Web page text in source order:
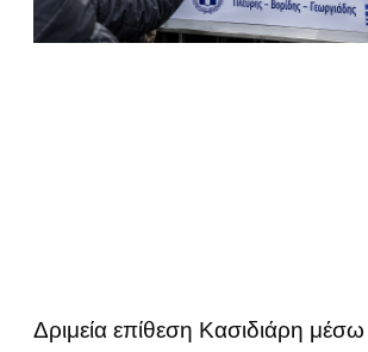
Δριμεία επίθεση Κασιδιάρη